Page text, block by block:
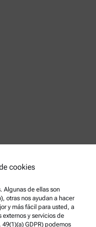
cookies
Algunas de ellas son
otras nos ayudan a hacer
y más fácil para usted, a
externos y servicios de
GDPR) podemos